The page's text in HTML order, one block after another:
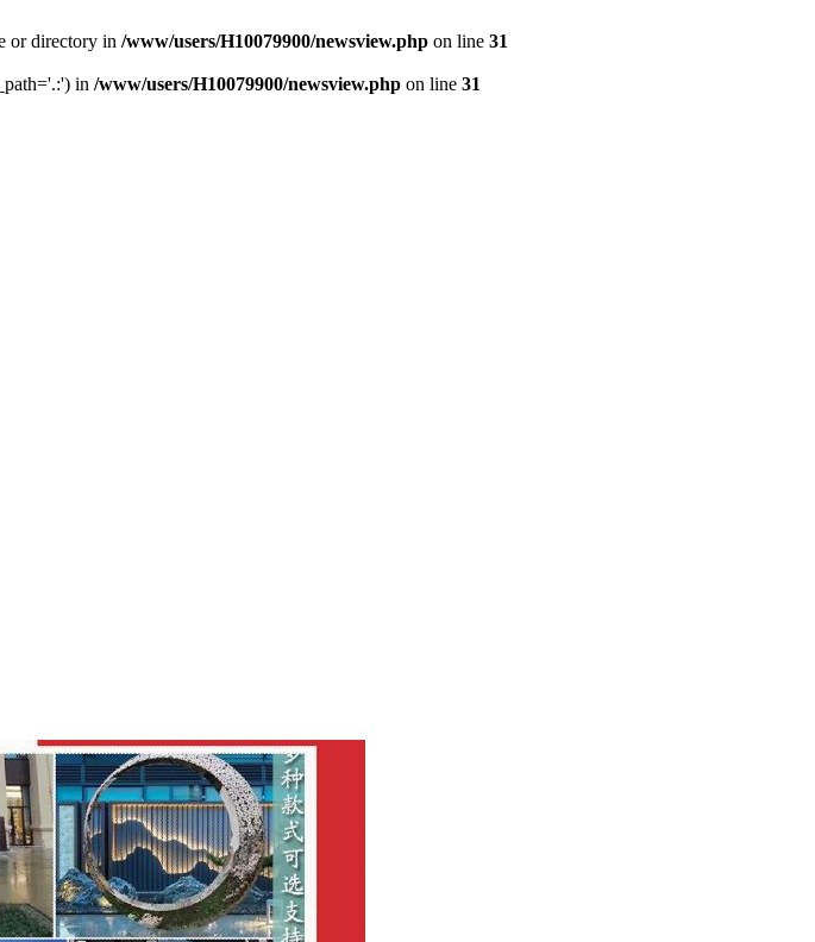
or directory in /www/users/H10079900/newsview.php on line 31
in /www/users/H10079900/newsview.php on line 31